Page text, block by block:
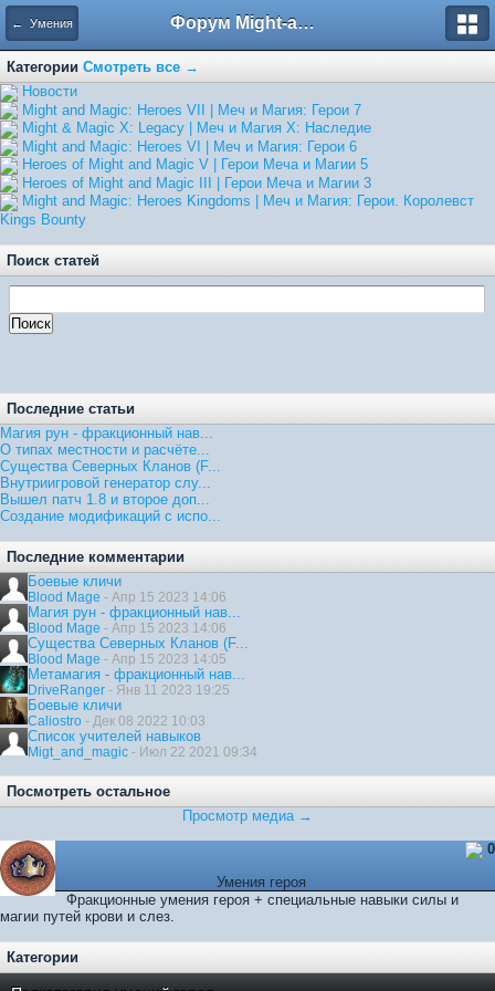
← Умения Форум Might-and-Magic.ru
Категории Смотреть все →
Hовости
Might and Magic: Heroes VII | Меч и Магия: Герои 7
Might & Magic X: Legacy | Меч и Магия X: Наследие
Might and Magic: Heroes VI | Меч и Магия: Герои 6
Heroes of Might and Magic V | Герои Меча и Магии 5
Heroes of Might and Magic III | Герои Меча и Магии 3
Might and Magic: Heroes Kingdoms | Меч и Магия: Герои. Королевст
Kings Bounty
Поиск статей
Последние статьи
Магия рун - фракционный нав...
О типах местности и расчёте...
Существа Северных Кланов (F...
Внутриигровой генератор слу...
Вышел патч 1.8 и второе доп...
Создание модификаций с испо...
Последние комментарии
Боевые кличи
Blood Mage - Апр 15 2023 14:06
Магия рун - фракционный нав...
Blood Mage - Апр 15 2023 14:06
Существа Северных Кланов (F...
Blood Mage - Апр 15 2023 14:05
Метамагия - фракционный нав...
DriveRanger - Янв 11 2023 19:25
Боевые кличи
Caliostro - Дек 08 2022 10:03
Список учителей навыков
Migt_and_magic - Июл 22 2021 09:34
Посмотреть остальное
Просмотр медиа →
0
Умения героя
Фракционные умения героя + специальные навыки силы и
магии путей крови и слез.
Категории